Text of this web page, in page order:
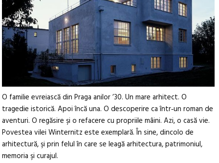
O familie evreiască din Praga anilor ’30. Un mare arhitect. O
tragedie istorică. Apoi încă una. O descoperire ca într‑un roman de
aventuri. O regăsire şi o refacere cu propriile mâini. Azi, o casă vie.
Povestea vilei Winternitz este exemplară. În sine, dincolo de
arhitectură, şi prin felul în care se leagă arhitectura, patrimoniul,
memoria şi curajul.